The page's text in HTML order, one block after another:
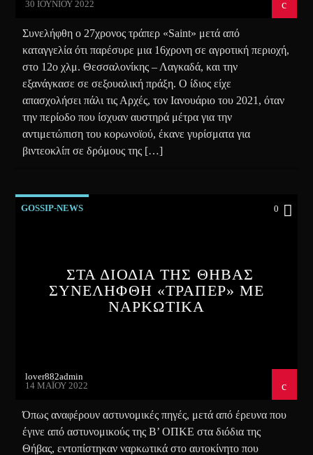
30 ΙΟΥΝΊΟΥ 2022
Συνελήφθη ο 27χρονος τράπερ «Saint» μετά από
καταγγελία ότι παρέσυρε μια 16χρονη σε αγροτική περιοχή,
στο 12ο χλμ. Θεσσαλονίκης – Λαγκαδά, και την
εξανάγκασε σε σεξουαλική πράξη. Ο ίδιος είχε
απασχολήσει πάλι τις Αρχές, τον Ιανουάριο του 2021, όταν
την περίοδο που ίσχυαν αυστηρά μέτρα για την
αντιμετώπιση του κορωνοϊού, έκανε γυρίσματα για
βιντεοκλίπ σε δρόμους της […]
GOSSIP-NEWS 0
ΣΤΑ ΔΙΟΔΙΑ ΤΗΣ ΘΗΒΑΣ
ΣΥΝΕΛΗΦΘΗ «ΤΡΑΠΕΡ» ΜΕ
ΝΑΡΚΩΤΙΚΑ
lover882admin
14 ΜΑΪ́ΟΥ 2022
Όπως αναφέρουν αστυνομικές πηγές, μετά από έρευνα που
έγινε από αστυνομικούς της Β’ ΟΠΚΕ στα διόδια της
Θήβας, εντοπίστηκαν ναρκωτικά στο αυτοκίνητο που